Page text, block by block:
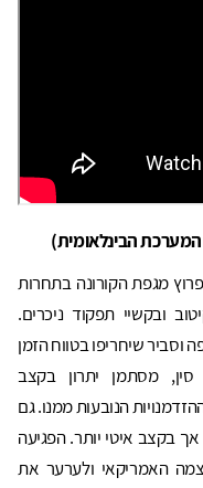
המערכת הבינלאומית)
מגפת הקורונה בתחרות
ובקשיי תפקוד ניכרים.
וסביר שיחריפו בטווח הזמן
מסתמן יתרון בקצב
הנובעות ממנו. גם
בקצב איטי יותר. הפגיעה
האמריקאי ולערער את